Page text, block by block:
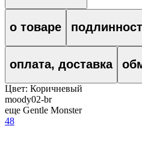
о товаре
оплата, доставка
Цвет: Коричневый
moody02-br
еще Gentle Monster
48